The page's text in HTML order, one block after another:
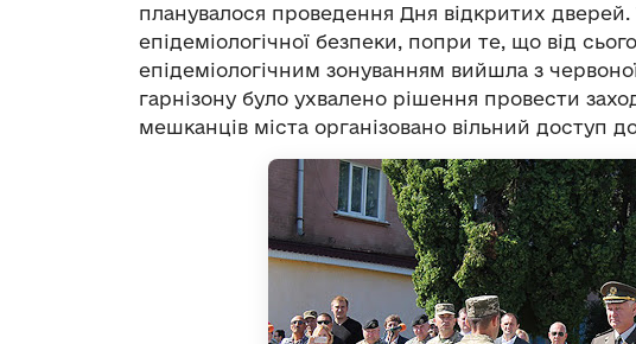
планувалося проведення Дня відкритих дверей.
епідеміологічної безпеки, попри те, що від
епідеміологічним зонуванням вийшла з
гарнізону було ухвалено рішення провести
мешканців міста організовано вільний доступ